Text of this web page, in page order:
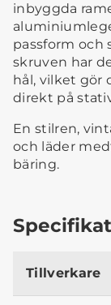
inbyggda
passform och
skruven har
hål, vilket gör
direkt på
En stilren,
och läder
bäring.
Tillverkare